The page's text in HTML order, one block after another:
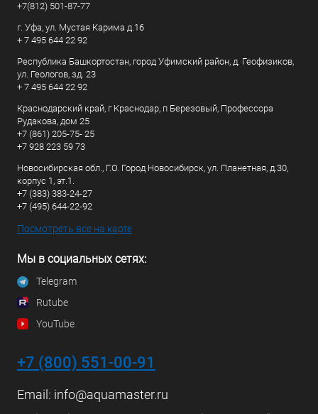
+7(812) 501-87-77
г. Уфа, ул. Мустая Карима д.16
+ 7 495 644 22 92
Республика Башкортостан, город Уфимский район, д. Геофизиков,
ул. Геологов, зд. 23
+ 7 495 644 22 92
Краснодарский край, г Краснодар, п Березовый, Профессора
Рудакова, дом 25
+7 (861) 205-75- 25
+7 928 223 59 73
Новосибирская обл., Г.О. Город Новосибирск, ул. Планетная, д.30,
корпус 1, эт.1.
+7 (383) 383-24-27
+7 (495) 644-22-92
Посмотреть все на карте
Мы в социальных сетях:
Telegram
Rutube
YouTube
+7 (800) 551-00-91
Email: info@aquamaster.ru